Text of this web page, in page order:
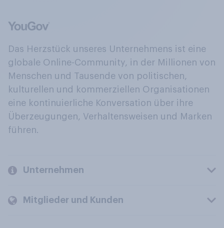
Das Herzstück unseres Unternehmens ist eine
globale Online-Community, in der Millionen von
Menschen und Tausende von politischen,
kulturellen und kommerziellen Organisationen
eine kontinuierliche Konversation über ihre
Überzeugungen, Verhaltensweisen und Marken
führen.
Unternehmen
Mitglieder und Kunden